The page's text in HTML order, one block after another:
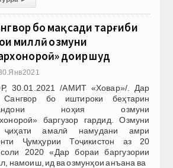
бо мақсади тарғиби
миллӣ озмуни
доир шуд
2021
30.01.2021 /АМИТ «Ховар»/. Дар
Сангвор бо иштироки беҳтарин
ноҳия озмуни
баргузор гардид. Озмуни
ҷиҳати амалӣ намудани амри
Ҷумҳурии Тоҷикистон аз 20
2020 «Дар бораи баргузории
намоиш, ид ва озмунҳои анъана ва